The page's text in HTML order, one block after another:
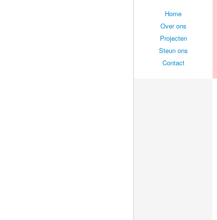
Home
Over ons
Projecten
Steun ons
Contact